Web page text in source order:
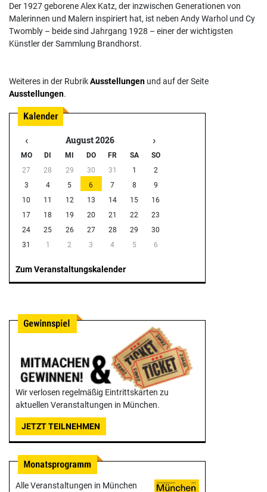
Der 1927 geborene Alex Katz, der inzwischen Generationen von
Malerinnen und Malern inspiriert hat, ist neben Andy Warhol und Cy
Twombly – beide sind Jahrgang 1928 – einer der wichtigsten
Künstler der Sammlung Brandhorst.
Weiteres in der RubrikAusstellungen und auf der Seite
Ausstellungen.
‹ August 2026 ›
MO DI MI DO FR SA
SO
27
28 29 30 31 1
2
3
4 5 6 7 8
9
10
11 12 13 14 15
16
17
18 19 20 21 22
23
24
25 26 27 28 29
30
31
1 2 3 4 5 6
Zum Veranstaltungskalender
Wir verlosen regelmäßig Eintrittskarten zu
aktuellen Veranstaltungen in München.
JETZT TEILNEHMEN
Alle Veranstaltungen in München